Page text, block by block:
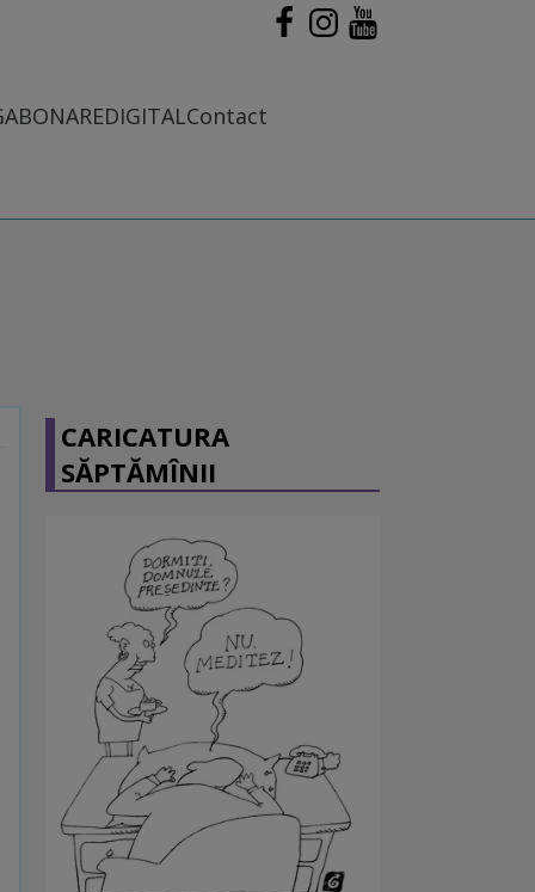
ABONAREDIGITALContact
CARICATURA
SĂPTĂMÎNII